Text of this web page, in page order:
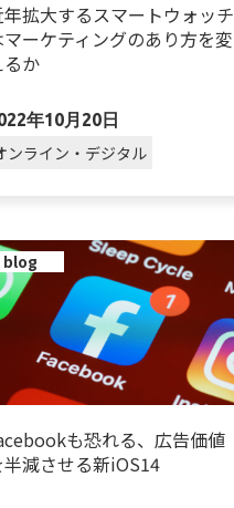
年拡大するスマートウォッチ
ーケティングのあり方を変
るか
年10月20日
ンライン・デジタル
blog
も恐れる、広告価値
半減させる新iOS14